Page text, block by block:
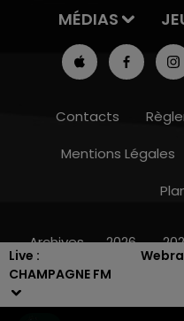
Live :
CHAMPAGNE FM
MÉDIAS
Contacts
Mentions Légales
Archives 2026